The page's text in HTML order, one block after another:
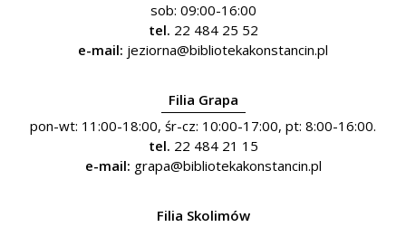
sob: 09:00-16:00
tel. 22 484 25 52
e-mail: jeziorna@bibliotekakonstancin.pl
Filia Grapa
pon-wt: 11:00-18:00, śr-cz: 10:00-17:00, pt: 8:00-16:00.
tel. 22 484 21 15
e-mail: grapa@bibliotekakonstancin.pl
Filia Skolimów